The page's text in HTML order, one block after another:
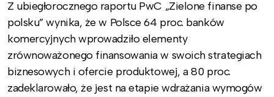
Z ubiegłorocznego raportu PwC „Zielone finanse po
polsku” wynika, że w Polsce 64 proc. banków
komercyjnych wprowadziło elementy
zrównoważonego finansowania w swoich strategiach
biznesowych i ofercie produktowej, a 80 proc.
zadeklarowało, że jest na etapie wdrażania wymogów